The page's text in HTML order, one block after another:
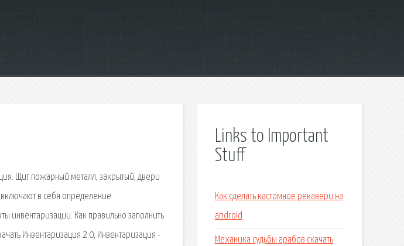
Щит пожарный металл, закрытый, двери
в себя определение
инвентаризации. Как правильно заполнить
Инвентаризация 2.0, Инвентаризация -
Links to Important
Stuff
Как сделать кастомное рекавери на
android
Механика судьбы арабов скачать